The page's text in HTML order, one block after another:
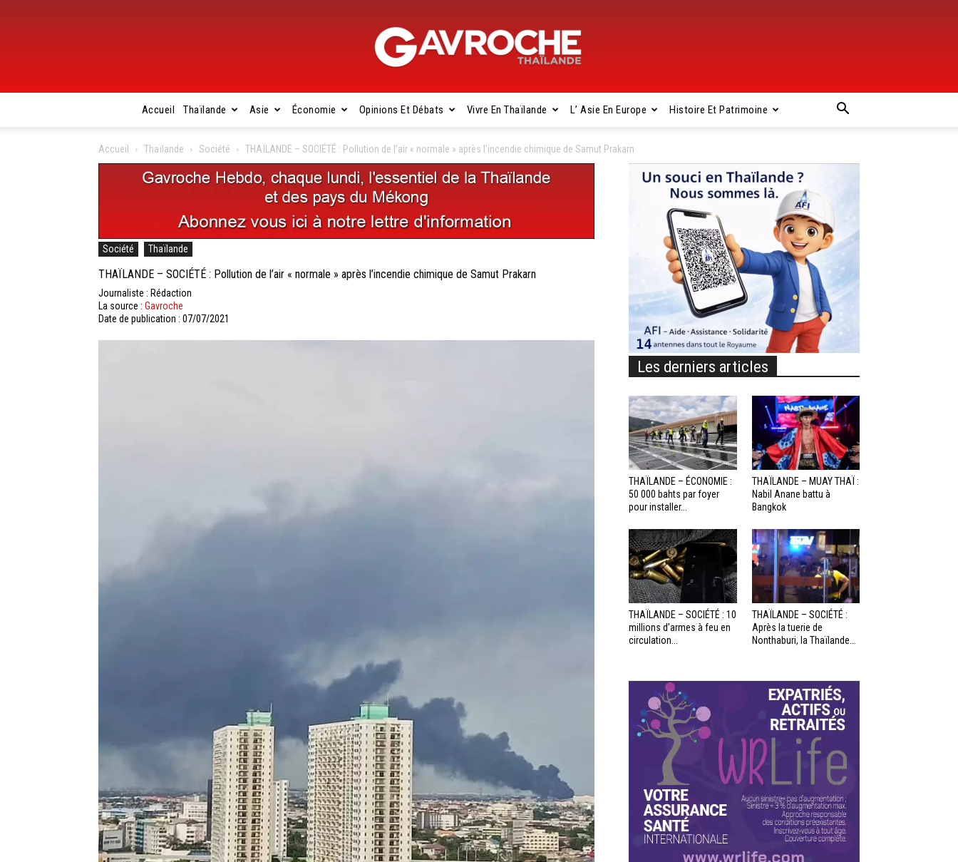
Gavroche
Accueil Thaïlande Asie Économie Opinions Et Débats Vivre En Thaïlande L’ Asie En Europe Histoire Et Patrimoine
Accueil Thaïlande Société THAÏLANDE – SOCIÉTÉ : Pollution de l’air « normale » après l’incendie chimique de Samut Prakarn
Société Thaïlande
THAÏLANDE – SOCIÉTÉ : Pollution de l’air « normale » après l’incendie chimique de Samut Prakarn
Journaliste : Rédaction
La source : Gavroche
Date de publication : 07/07/2021
Les derniers articles
THAÏLANDE – ÉCONOMIE :
50 000 bahts par foyer
pour installer...
THAÏLANDE – MUAY THAÏ :
Nabil Anane battu à
Bangkok
THAÏLANDE – SOCIÉTÉ : 10
millions d’armes à feu en
circulation...
THAÏLANDE – SOCIÉTÉ :
Après la tuerie de
Nonthaburi, la Thaïlande...